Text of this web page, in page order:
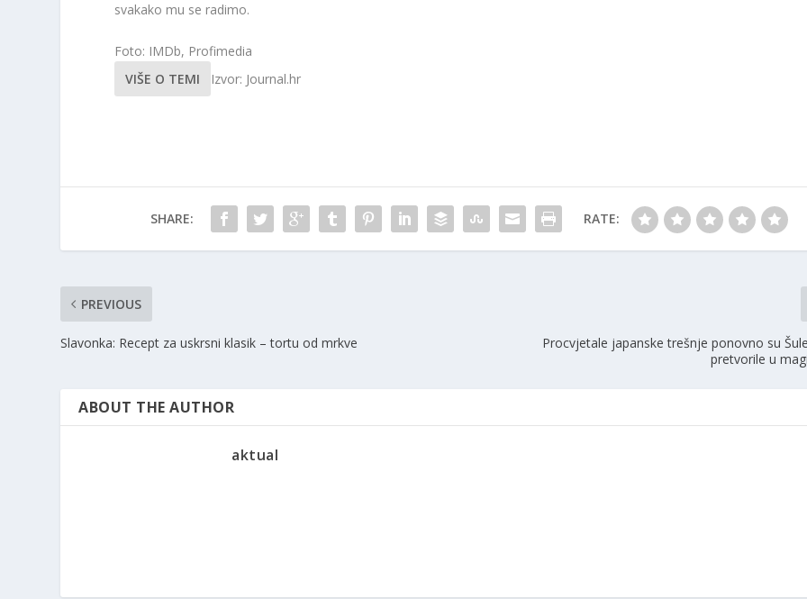
svakako mu se radimo.
Foto: IMDb, Profimedia
VIŠE O TEMI
Izvor: Journal.hr
SHARE: RATE:
PREVIOUS
Slavonka: Recept za uskrsni klasik – tortu od mrkve
Procvjetale japanske trešnje ponovno su
pretvorile u
ABOUT THE AUTHOR
aktual